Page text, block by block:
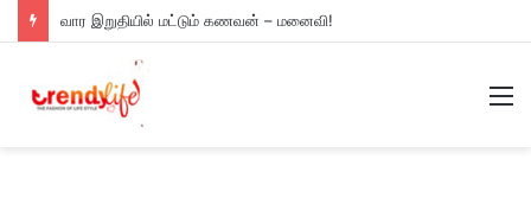
வார இறுதியில் மட்டும் கணவன் – மனைவி!